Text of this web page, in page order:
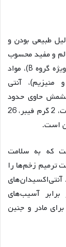
طبیعی بودن و
و مفید محسوب
. کشمش منبعی غنی از ویتامین‌ها (به ویژه گروه B)، مواد
آنتی
حاوی حدود
120 کالری، 1 گرم پروتئین، 32 گرم کربوهیدرات، 2 گرم فیبر، 26
.
که به سلامت
ترمیم زخم‌ها را
آنتی‌اکسیدان‌های
آسیب‌های
مادر و جنین